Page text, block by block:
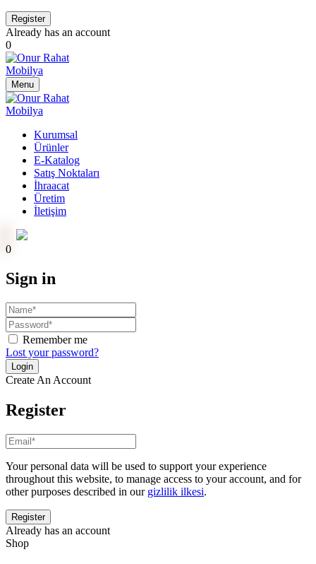
Already has an account
0
Menu
Kurumsal
Ürünler
E-Katalog
Satış Noktaları
İhraacat
Üretim
İletişim
0
Sign in
Remember me
Lost your password?
Create An Account
Register
Your personal data will be used to support your experience
throughout this website, to manage access to your account, and for
other purposes described in our gizlilik ilkesi.
Already has an account
Shop